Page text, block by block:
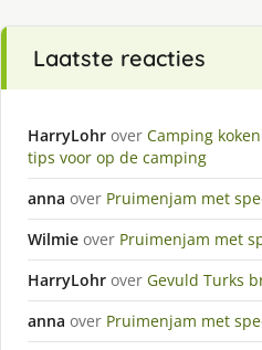
Laatste reacties
HarryLohr over Camping
tips voor op de camping
anna over Pruimenjam met
Wilmie over Pruimenjam met
HarryLohr over Gevuld Turks
anna over Pruimenjam met